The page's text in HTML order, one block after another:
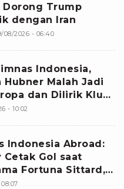
Dorong Trump
dengan Iran
08/2026 - 06:40
Indonesia,
Hubner Malah Jadi
dan Dilirik Klub
- 10:02
Indonesia Abroad:
Cetak Gol saat
Fortuna Sittard,
Main Penuh